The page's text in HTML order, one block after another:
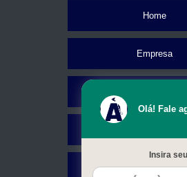
Home
Empresa
Contato
Olá! Fale
Insira